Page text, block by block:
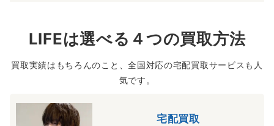
LIFEは選べる４つの買取方法
買取実績はもちろんのこと、全国対応の宅配買取サービスも人
気です。
宅配買取